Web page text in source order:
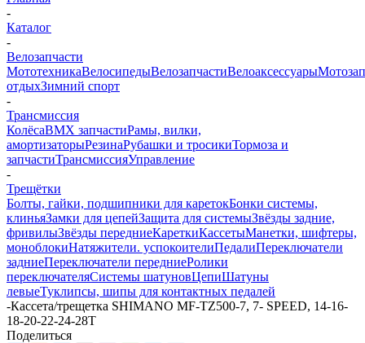
-
Каталог
-
Велозапчасти
МототехникаВелосипедыВелозапчастиВелоаксессуары
отдыхЗимний спорт
-
Трансмиссия
КолёсаBMX запчастиРамы, вилки,
амортизаторыРезинаРубашки и тросикиТормоза и
запчастиТрансмиссияУправление
-
Трещётки
Болты, гайки, подшипники для каретокБонки системы,
клиньяЗамки для цепейЗащита для системыЗвёзды задние,
фривилыЗвёзды передниеКареткиКассетыМанетки, шифтеры,
моноблокиНатяжители. успокоителиПедалиПереключатели
задниеПереключатели передниеРолики
переключателяСистемы шатуновЦепиШатуны
левыеТуклипсы, шипы для контактных педалей
-Кассета/трещетка SHIMANO MF-TZ500-7, 7- SPEED, 14-16-
18-20-22-24-28T
Поделиться